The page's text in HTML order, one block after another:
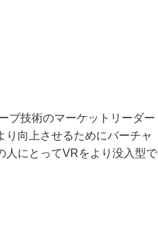
ブ技術のマーケットリーダー
り向上させるためにバーチャ
人にとってVRをより没入型で